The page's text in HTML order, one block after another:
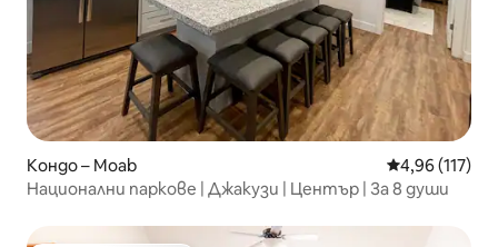
Кондо – Moab Средна
4,96 (117)
Национални паркове | Джакузи | Център | За 8 души